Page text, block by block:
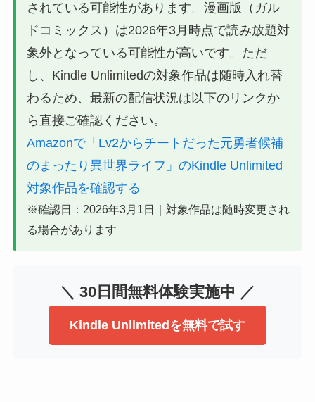
されている可能性があります。漫画版（ガル
ドコミックス）は2026年3月時点で読み放題対
象外となっている可能性が高いです。ただ
し、Kindle Unlimitedの対象作品は随時入れ替
わるため、最新の配信状況は以下のリンクか
ら直接ご確認ください。
Amazonで「Lv2からチートだった元勇者候補
のまったり異世界ライフ」のKindle Unlimited
対象作品を確認する
※確認日：2026年3月1日｜対象作品は随時変更され
る場合があります
＼ 30日間無料体験実施中 ／
Kindle Unlimitedを無料で試す